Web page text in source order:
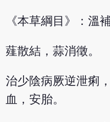
《本草綱目》：溫
薤散結，蒜消徵。
治少陰病厥逆泄痢
血，安胎。